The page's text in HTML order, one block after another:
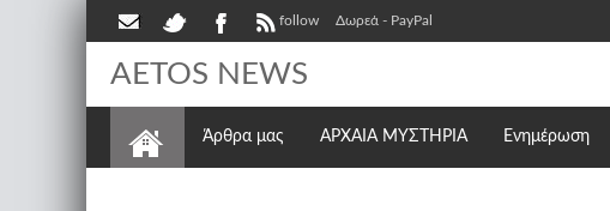
follow Δωρεά - PayPal
AETOS NEWS
Άρθρα μας ΑΡΧΑΙΑ ΜΥΣΤΗΡΙΑ Ενημέρωση